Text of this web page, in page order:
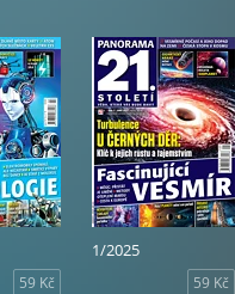
59 Kč
1/2025
59 Kč